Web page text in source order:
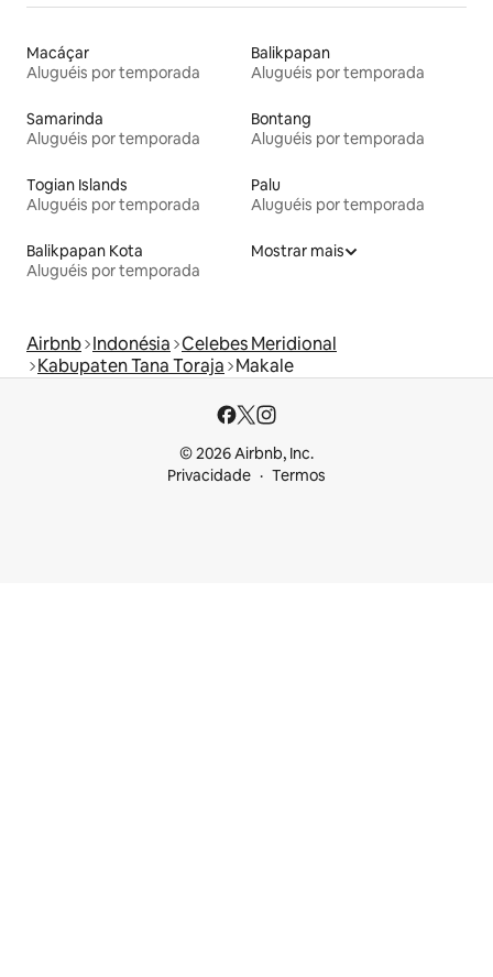
Macáçar
Aluguéis por temporada
Balikpapan
Aluguéis por temporada
Samarinda
Aluguéis por temporada
Bontang
Aluguéis por temporada
Togian Islands
Aluguéis por temporada
Palu
Aluguéis por temporada
Balikpapan Kota
Aluguéis por temporada
Mostrar mais
Airbnb Indonésia Celebes Meridional
Kabupaten Tana Toraja Makale
© 2026 Airbnb, Inc.
Privacidade
Termos